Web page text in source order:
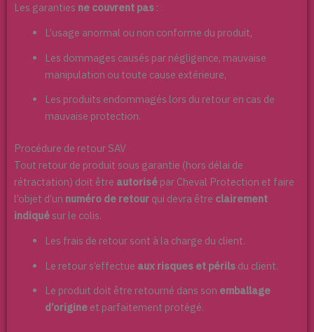
Les garanties ne couvrent pas :
L’usage anormal ou non conforme du produit,
Les dommages causés par négligence, mauvaise
manipulation ou toute cause extérieure,
Les produits endommagés lors du retour en cas de
mauvaise protection.
Procédure de retour SAV
Tout retour de produit sous garantie (hors délai de
rétractation) doit être autorisé par Cheval Protection et faire
l’objet d’un numéro de retour qui devra être clairement
indiqué sur le colis.
Les frais de retour sont à la charge du client.
Le retour s’effectue aux risques et périlsdu client.
Le produit doit être retourné dans son emballage
d’origineet parfaitement protégé.